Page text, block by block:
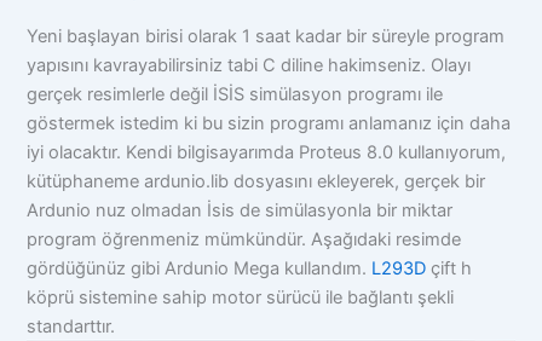
Yeni başlayan birisi olarak 1 saat kadar bir süreyle program
yapısını kavrayabilirsiniz tabi C diline hakimseniz. Olayı
gerçek resimlerle değil İSİS simülasyon programı ile
göstermek istedim ki bu sizin programı anlamanız için daha
iyi olacaktır. Kendi bilgisayarımda Proteus 8.0 kullanıyorum,
kütüphaneme ardunio.lib dosyasını ekleyerek, gerçek bir
Ardunio nuz olmadan İsis de simülasyonla bir miktar
program öğrenmeniz mümkündür. Aşağıdaki resimde
gördüğünüz gibi Ardunio Mega kullandım. L293D çift h
köprü sistemine sahip motor sürücü ile bağlantı şekli
standarttır.